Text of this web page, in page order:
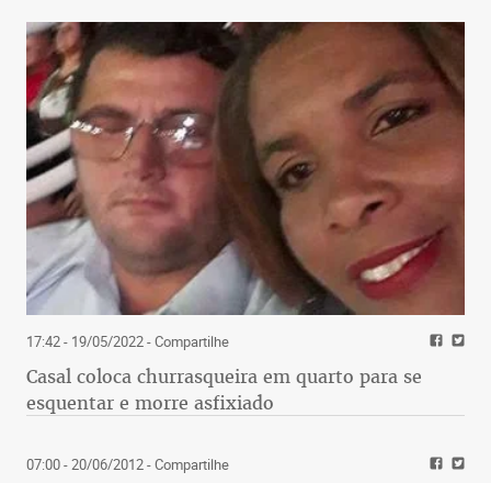
17:42 - 19/05/2022- Compartilhe
Casal coloca churrasqueira em quarto para se
esquentar e morre asfixiado
07:00 - 20/06/2012- Compartilhe